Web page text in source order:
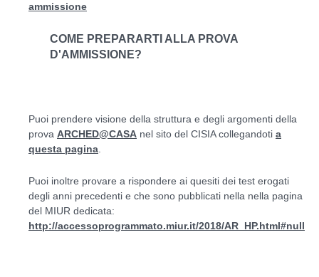
ammissione
COME PREPARARTI ALLA PROVA
D'AMMISSIONE?
Puoi prendere visione della struttura e degli argomenti della
prova ARCHED@CASA nel sito del CISIA collegandoti a
questa pagina.
Puoi inoltre provare a rispondere ai quesiti dei test erogati
degli anni precedenti e che sono pubblicati nella nella pagina
del MIUR dedicata:
http://accessoprogrammato.miur.it/2018/AR_HP.html#null